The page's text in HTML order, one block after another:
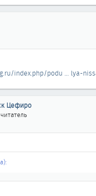
index.php/podu ... lya-
Цефиро